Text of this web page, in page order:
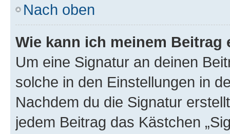
Nach oben
Wie kann ich meinem
Um eine Signatur an deinen
solche in den Einstellungen in
Nachdem du die Signatur
jedem Beitrag das Kästchen